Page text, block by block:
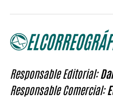
Responsable Editorial:
Responsable Comercial: